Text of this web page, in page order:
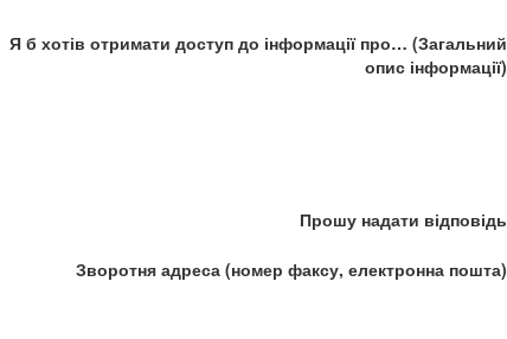
Я б хотів отримати доступ до інформації про… (Загальний
опис інформації)
Прошу надати відповідь
Зворотня адреса (номер факсу, електронна пошта)